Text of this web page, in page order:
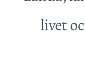
livet